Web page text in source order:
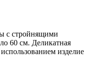
с стройнящими
60 см. Деликатная
изделие